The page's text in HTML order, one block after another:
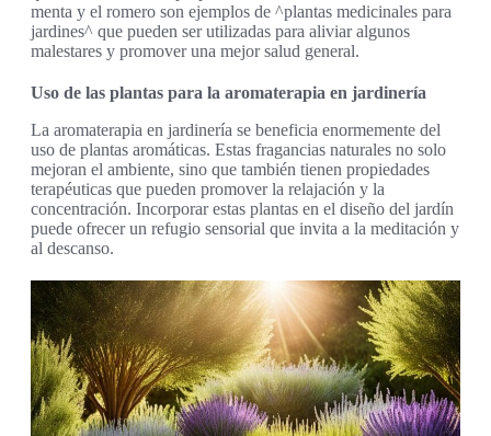
menta y el romero son ejemplos de ^plantas medicinales para
jardines^ que pueden ser utilizadas para aliviar algunos
malestares y promover una mejor salud general.
Uso de las plantas para la aromaterapia en jardinería
La aromaterapia en jardinería se beneficia enormemente del
uso de plantas aromáticas. Estas fragancias naturales no solo
mejoran el ambiente, sino que también tienen propiedades
terapéuticas que pueden promover la relajación y la
concentración. Incorporar estas plantas en el diseño del jardín
puede ofrecer un refugio sensorial que invita a la meditación y
al descanso.